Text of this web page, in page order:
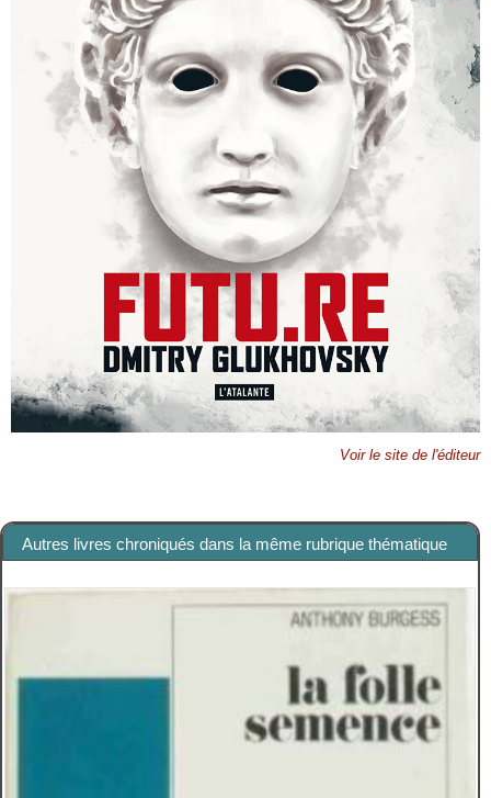
Voir le site de l'éditeur
Autres livres chroniqués dans la même rubrique thématique